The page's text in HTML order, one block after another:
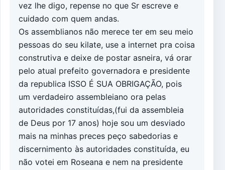
vez lhe digo, repense no que Sr escreve e
cuidado com quem andas.
Os assemblianos não merece ter em seu meio
pessoas do seu kilate, use a internet pra coisa
construtiva e deixe de postar asneira, vá orar
pelo atual prefeito governadora e presidente
da republica ISSO É SUA OBRIGAÇÃO, pois
um verdadeiro assembleiano ora pelas
autoridades constituídas,(fui da assembleia
de Deus por 17 anos) hoje sou um desviado
mais na minhas preces peço sabedorias e
discernimento às autoridades constituída, eu
não votei em Roseana e nem na presidente